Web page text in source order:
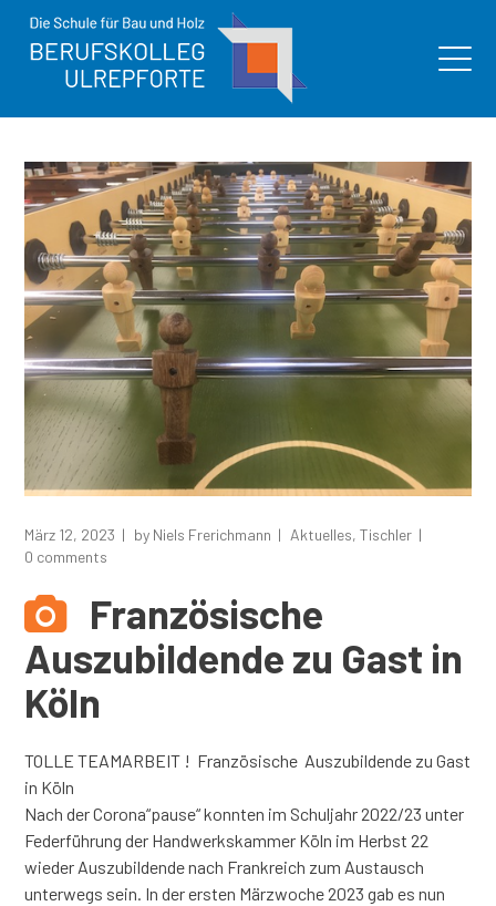
März 12, 2023 by Niels Frerichmann Aktuelles,Tischler
0 comments
Französische
Auszubildende zu Gast in
Köln
TOLLE TEAMARBEIT ! Französische Auszubildende zu Gast
in Köln
Nach der Corona“pause“ konnten im Schuljahr 2022/23 unter
Federführung der Handwerkskammer Köln im Herbst 22
wieder Auszubildende nach Frankreich zum Austausch
unterwegs sein. In der ersten Märzwoche 2023 gab es nun